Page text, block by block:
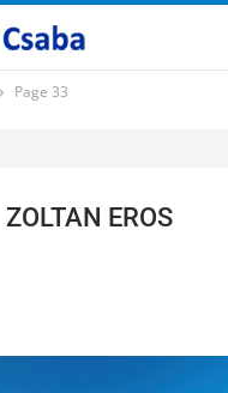
Page 33
ZOLTAN EROS